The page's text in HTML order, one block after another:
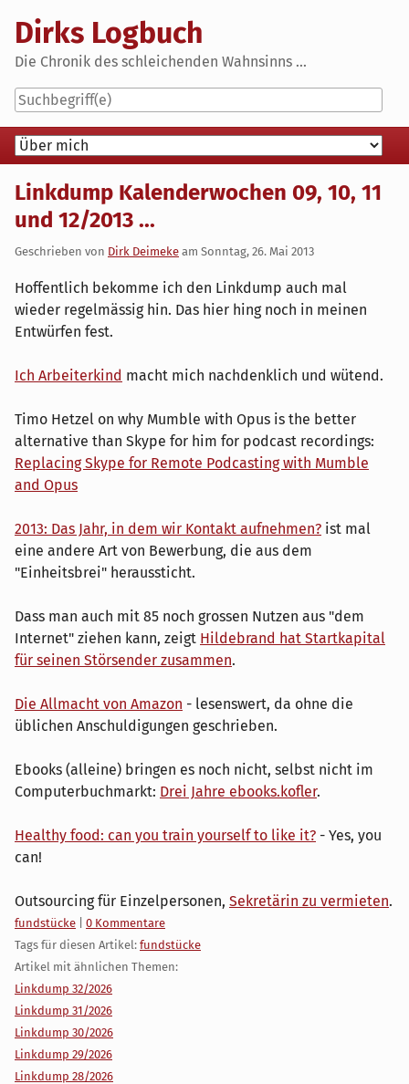
content
Dirks Logbuch
Die Chronik des schleichenden Wahnsinns ...
Navigation
Linkdump Kalenderwochen 09, 10, 11
und 12/2013 ...
Geschrieben von Dirk Deimeke am Sonntag, 26. Mai 2013
Hoffentlich bekomme ich den Linkdump auch mal
wieder regelmässig hin. Das hier hing noch in meinen
Entwürfen fest.
Ich Arbeiterkind macht mich nachdenklich und wütend.
Timo Hetzel on why Mumble with Opus is the better
alternative than Skype for him for podcast recordings:
Replacing Skype for Remote Podcasting with Mumble
and Opus
2013: Das Jahr, in dem wir Kontakt aufnehmen? ist mal
eine andere Art von Bewerbung, die aus dem
"Einheitsbrei" heraussticht.
Dass man auch mit 85 noch grossen Nutzen aus "dem
Internet" ziehen kann, zeigt Hildebrand hat Startkapital
für seinen Störsender zusammen.
Die Allmacht von Amazon - lesenswert, da ohne die
üblichen Anschuldigungen geschrieben.
Ebooks (alleine) bringen es noch nicht, selbst nicht im
Computerbuchmarkt: Drei Jahre ebooks.kofler.
Healthy food: can you train yourself to like it? - Yes, you
can!
Outsourcing für Einzelpersonen, Sekretärin zu vermieten.
Kategorien:
fundstücke
0 Kommentare
Tags für diesen Artikel: fundstücke
Artikel mit ähnlichen Themen:
Linkdump 32/2026
Linkdump 31/2026
Linkdump 30/2026
Linkdump 29/2026
Linkdump 28/2026